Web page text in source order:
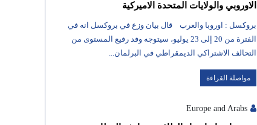
الاوروبي والولايات المتحدة الاميركية
بروكسل : اوروبا والعرب قال بيان وزع في بروكسل انه في
الفترة من 20 إلى 23 يوليو، سيتوجه وفد رفيع المستوى من
التحالف الاشتراكي الديمقراطي في البرلمان...
مواصلة القراءة
Europe and Arabs